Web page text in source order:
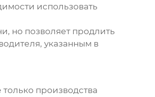
использовать
но позволяет продлить
указанным в
производства